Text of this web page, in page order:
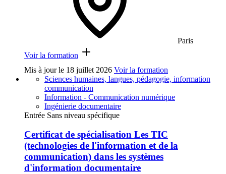
Paris
Voir la formation
Mis à jour le 18 juillet 2026 Voir la formation
Sciences humaines, langues, pédagogie, information
communication
Information - Communication numérique
Ingénierie documentaire
Entrée Sans niveau spécifique
Certificat de spécialisation Les TIC
(technologies de l'information et de la
communication) dans les systèmes
d'information documentaire